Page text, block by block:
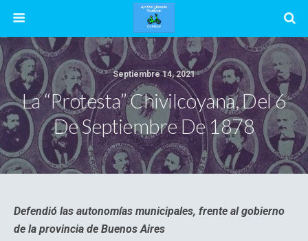
Septiembre 14, 2021
La “Protesta” Chivilcoyana, Del 6
De Septiembre De 1878
Defendió las autonomías municipales, frente al gobierno
de la provincia de Buenos Aires